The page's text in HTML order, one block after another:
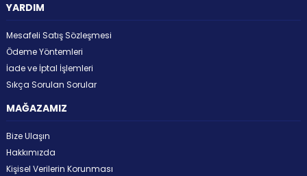
YARDIM
Mesafeli Satış Sözleşmesi
Ödeme Yöntemleri
İade ve İptal İşlemleri
Sıkça Sorulan Sorular
MAĞAZAMIZ
Bize Ulaşın
Hakkımızda
Kişisel Verilerin Korunması